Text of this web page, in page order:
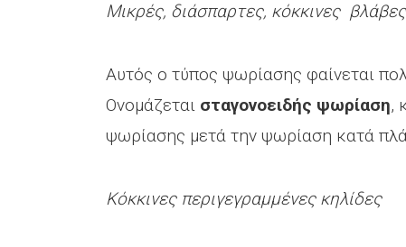
Μικρές, διάσπαρτες, κόκκινες βλάβες
Αυτός ο τύπος ψωρίασης φαίνεται
Ονομάζεται σταγονοειδής ψωρίαση,
ψωρίασης μετά την ψωρίαση κατά
Κόκκινες περιγεγραμμένες κηλίδες